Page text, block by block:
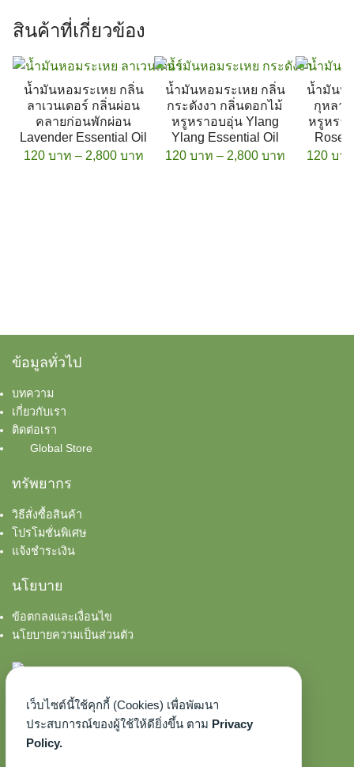
สินค้าที่เกี่ยวข้อง
น้ำมันหอมระเหย กลิ่น
ลาเวนเดอร์ กลิ่นผ่อน
คลายก่อนพักผ่อน
Lavender Essential Oil
120 บาท – 2,800 บาทPrice range: 120 บาท through 2,800
น้ำมันหอมระเหย กลิ่น
กระดังงา กลิ่นดอกไม้
หรูหราอบอุ่น Ylang
Ylang Essential Oil
120 บาท – 2,800 บาทPrice
น้ำมันห
กุหลา
หรูหรา
Rose
120 บาท
ข้อมูลทั่วไป
บทความ
เกี่ยวกับเรา
ติดต่อเรา
Global Store
ทรัพยากร
วิธีสั่งซื้อสินค้า
โปรโมชั่นพิเศษ
แจ้งชำระเงิน
นโยบาย
ข้อตกลงและเงื่อนไข
นโยบายความเป็นส่วนตัว
เว็บไซต์นี้ใช้คุกกี้ (Cookies) เพื่อพัฒนา
ประสบการณ์ของผู้ใช้ให้ดียิ่งขึ้น ตาม Privacy
Policy.